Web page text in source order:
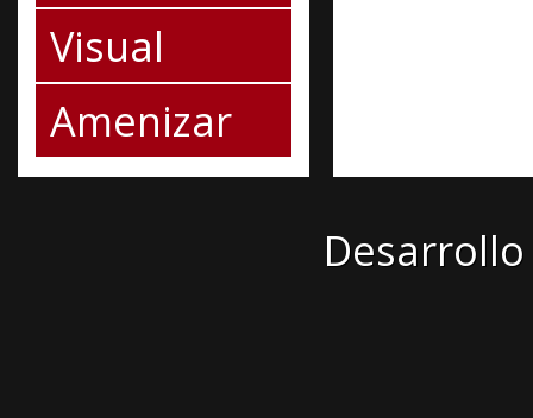
Visual
Amenizar